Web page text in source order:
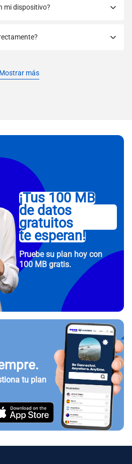
mi dispositivo?
Mostrar más
¡Tus 100 MB
de datos
gratuitos
te esperan!
Pruebe su plan hoy con
100 MB gratis.
tu plan